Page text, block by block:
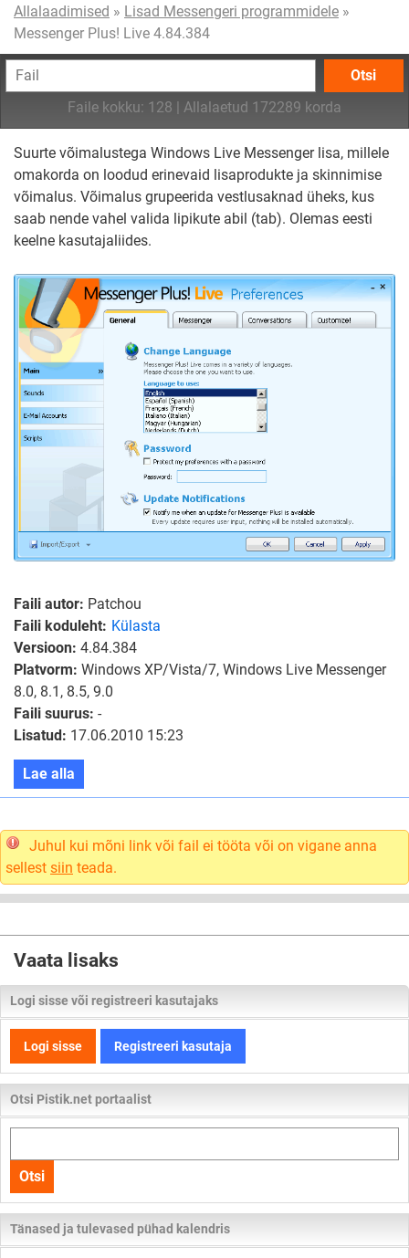
Allalaadimised » Lisad Messengeri programmidele »
Messenger Plus! Live 4.84.384
Otsi
Faile kokku: 128 | Allalaetud 172289 korda
Suurte võimalustega Windows Live Messenger lisa, millele
omakorda on loodud erinevaid lisaprodukte ja skinnimise
võimalus. Võimalus grupeerida vestlusaknad üheks, kus
saab nende vahel valida lipikute abil (tab). Olemas eesti
keelne kasutajaliides.
Faili autor: Patchou
Faili koduleht: Külasta
Versioon: 4.84.384
Platvorm: Windows XP/Vista/7, Windows Live Messenger
8.0, 8.1, 8.5, 9.0
Faili suurus: -
Lisatud: 17.06.2010 15:23
Lae alla
Juhul kui mõni link või fail ei tööta või on vigane anna
sellest siin teada.
Vaata lisaks
Logi sisse või registreeri kasutajaks
Logi sisse Registreeri kasutaja
Otsi Pistik.net portaalist
kogu
lehelt
Otsi
Tänased ja tulevased pühad kalendris